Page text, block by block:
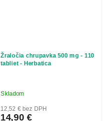
Žraločia chrupavka 500 mg - 110
tabliet - Herbatica
Skladom
12,52 € bez DPH
14,90 €